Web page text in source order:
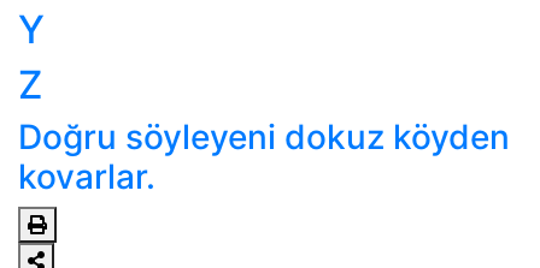
Y
Z
Doğru söyleyeni dokuz köyden
kovarlar.